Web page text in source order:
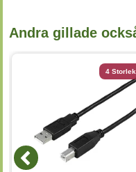
Andra gillade
4